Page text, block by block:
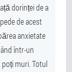
dorinței de a
de acest
anxietate
într-un
muri. Totul